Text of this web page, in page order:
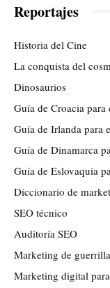
Reportajes
Historia del Cine
La conquista del
Dinosaurios
Guía de Croacia para
Guía de Irlanda para
Guía de Dinamarca
Guía de Eslovaquia
Diccionario de
SEO técnico
Auditoría SEO
Marketing de guerrilla
Marketing digital